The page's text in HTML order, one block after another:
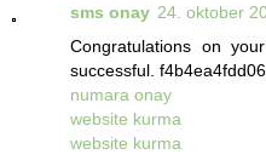
sms onay 24. oktober
Congratulations on
successful.
numara onay
website kurma
website kurma